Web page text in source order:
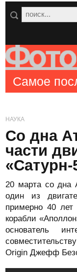
Самое
НАУКА
Со дна
части
«Сатурн-
20 марта со дна
один из
примерно 40
корабли
основатель
Origin Джефф